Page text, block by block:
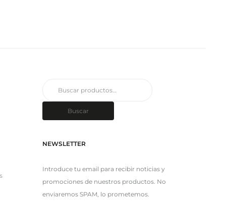
Buscar
NEWSLETTER
Introduce tu email para recibir noticias y
promociones de nuestros productos. No
enviaremos SPAM, lo prometemos.